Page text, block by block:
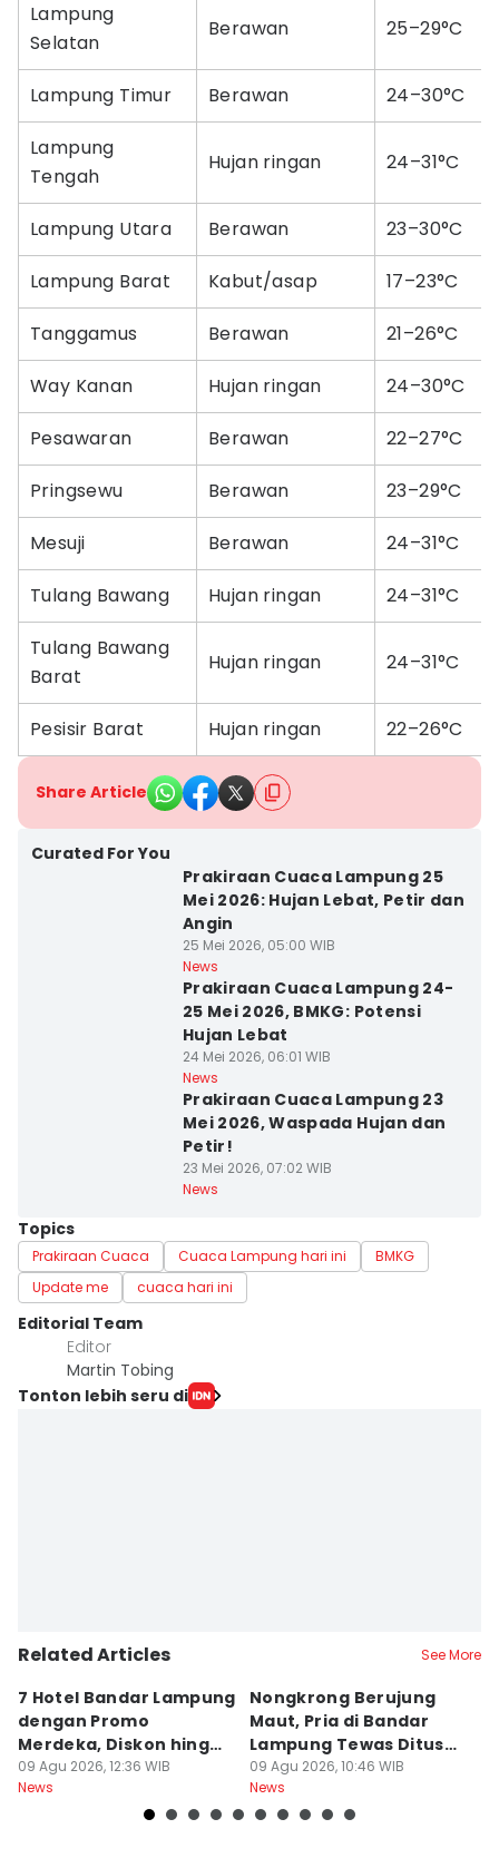
Lampung
Selatan
Berawan 25–29°C
Lampung Timur Berawan 24–30°C
Lampung
Tengah
Hujan ringan 24–31°C
Lampung Utara Berawan 23–30°C
Lampung Barat Kabut/asap 17–23°C
Tanggamus Berawan 21–26°C
Way Kanan Hujan ringan 24–30°C
Pesawaran Berawan 22–27°C
Pringsewu Berawan 23–29°C
Mesuji Berawan 24–31°C
Tulang Bawang Hujan ringan 24–31°C
Tulang Bawang
Barat
Hujan ringan 24–31°C
Pesisir Barat Hujan ringan 22–26°C
Share Article
Curated For You
Prakiraan Cuaca Lampung 25
Mei 2026: Hujan Lebat, Petir dan
Angin
25 Mei 2026, 05:00 WIB
News
Prakiraan Cuaca Lampung 24-
25 Mei 2026, BMKG: Potensi
Hujan Lebat
24 Mei 2026, 06:01 WIB
News
Prakiraan Cuaca Lampung 23
Mei 2026, Waspada Hujan dan
Petir!
23 Mei 2026, 07:02 WIB
News
Topics
Prakiraan Cuaca Cuaca Lampung hari ini
BMKG
Update me
cuaca hari ini
Editorial Team
Editor
Martin Tobing
Tonton lebih seru di
Related Articles See More
7 Hotel Bandar Lampung
dengan Promo
Merdeka, Diskon hingga
50 Persen
09 Agu 2026, 12:36 WIB
News
Nongkrong Berujung
Maut, Pria di Bandar
Lampung Tewas Ditusuk
Teman
09 Agu 2026, 10:46 WIB
News